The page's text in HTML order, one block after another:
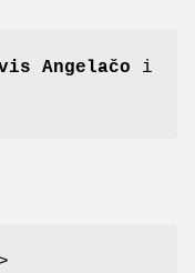
Angelačo i